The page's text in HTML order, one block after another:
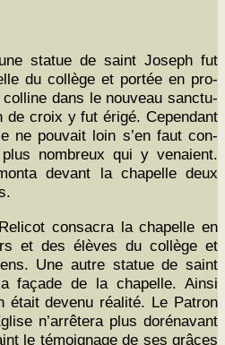
stat­ue de saint Joseph fut
du col­lège et portée en pro­
dans le nou­veau sanc­tu­
de croix y fut érigé. Cepen­dant
ne pou­vait loin s’en faut con­
nom­breux qui y venaient.
devant la chapelle deux
con­sacra la chapelle en
et des élèves du col­lège et
Une autre stat­ue de saint
façade de la chapelle. Ain­si
était devenu réal­ité. Le Patron
n’arrêtera plus doré­na­vant
le témoignage de ses grâces